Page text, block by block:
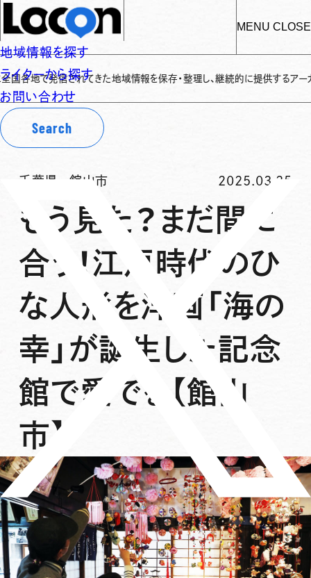
MENU CLOSE
地域情報を探す
ライターから探す
お問い合わせ
Search
信されてきた地域情報を保存・整理し、継続的に提供するアーカイブサイト
千葉県 -館山市 2025.03.25
もう見た？まだ間に
合う！江戸時代のひ
な人形を洋画「海の
幸」が誕生した記念
館で愛でる【館山
市】